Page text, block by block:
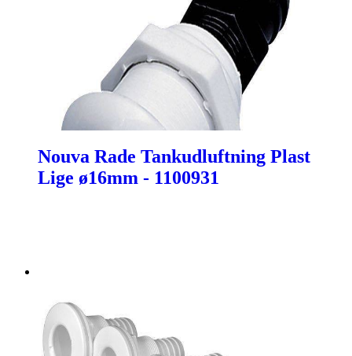
Nouva Rade Tankudluftning Plast
Lige ø16mm - 1100931